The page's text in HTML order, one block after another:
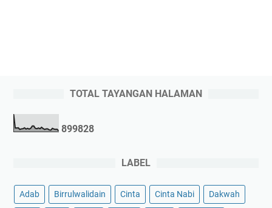
TOTAL TAYANGAN HALAMAN
899828
LABEL
Adab Birrulwalidain Cinta Cinta Nabi Dakwah